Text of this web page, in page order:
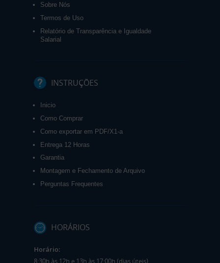
Sobre Nós
Termos de Uso
Relatório de Transparência e Igualdade
Salarial
INSTRUÇÕES
Inicio
Como Comprar
Como exportar em PDF/X1-a
Entrega 12 Horas
Garantia
Montagem e Fechamento de Arquivo
Perguntas Frequentes
HORÁRIOS
Horário: